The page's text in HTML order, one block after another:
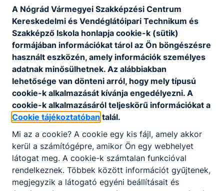
Fenntarthatósági Témahét
A Fenntarthatósági Témahét
során diákjaink számos kreatív és
szemléletformáló programban
vettek részt.
2026. ápr. 21. NMSZC - Keri
A Nógrád Vármegyei Szakképzési Centrum
Kereskedelmi és Vendéglátóipari Technikum és
Szakképző Iskola honlapja cookie-k (sütik)
formájában információkat tárol az Ön böngészésre
használt eszközén, amely információk személyes
adatnak minősülhetnek. Az alábbiakban
lehetősége van dönteni arról, hogy mely típusú
cookie-k alkalmazását kívánja engedélyezni. A
cookie-k alkalmazásáról teljeskörű információkat a
Cookie tájékoztatóban talál.
Mi az a cookie? A cookie egy kis fájl, amely akkor
kerül a számítógépre, amikor Ön egy webhelyet
látogat meg. A cookie-k számtalan funkcióval
rendelkeznek. Többek között információt gyűjtenek,
megjegyzik a látogató egyéni beállításait és